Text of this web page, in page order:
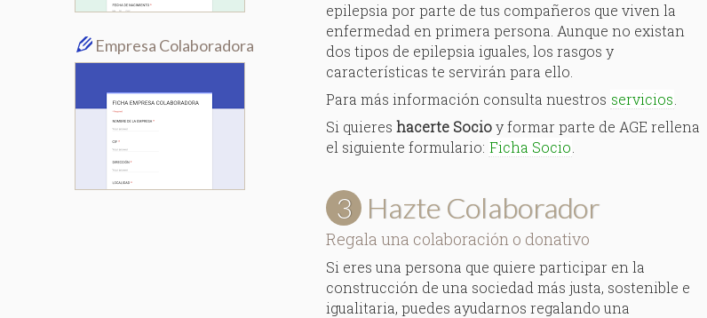
epilepsia por parte de tus compañeros que viven la
enfermedad en primera persona. Aunque no existan
dos tipos de epilepsia iguales, los rasgos y
características te servirán para ello.
Para más información consulta nuestros servicios
Si quiereshacerte Socioy formar parte de AGE rellena
el siguiente formulario: Ficha Socio
3 Hazte Colaborador
Regala una colaboración o donativo
Si eres una persona que quiere participar en la
construcción de una sociedad más justa, sostenible e
igualitaria, puedes ayudarnos regalando una
Empresa Colaboradora